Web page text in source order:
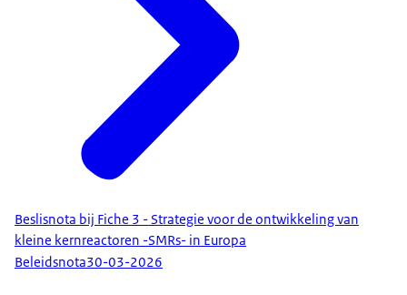
Beslisnota bij Fiche 3 - Strategie voor de ontwikkeling van
kleine kernreactoren -SMRs- in Europa
Beleidsnota30-03-2026